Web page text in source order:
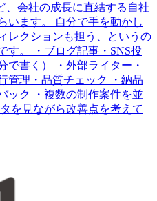
、会社の成長に直結する自社
います。 自分で手を動かし
レクションも担う、というの
す。 ・ブログ記事・SNS投
で書く） ・外部ライター・
管理・品質チェック ・納品
ック ・複数の制作案件を並
を見ながら改善点を考えて